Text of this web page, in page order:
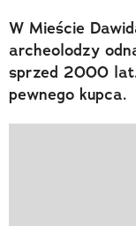
W Mieście
archeolodzy
sprzed 2000
pewnego kupca.